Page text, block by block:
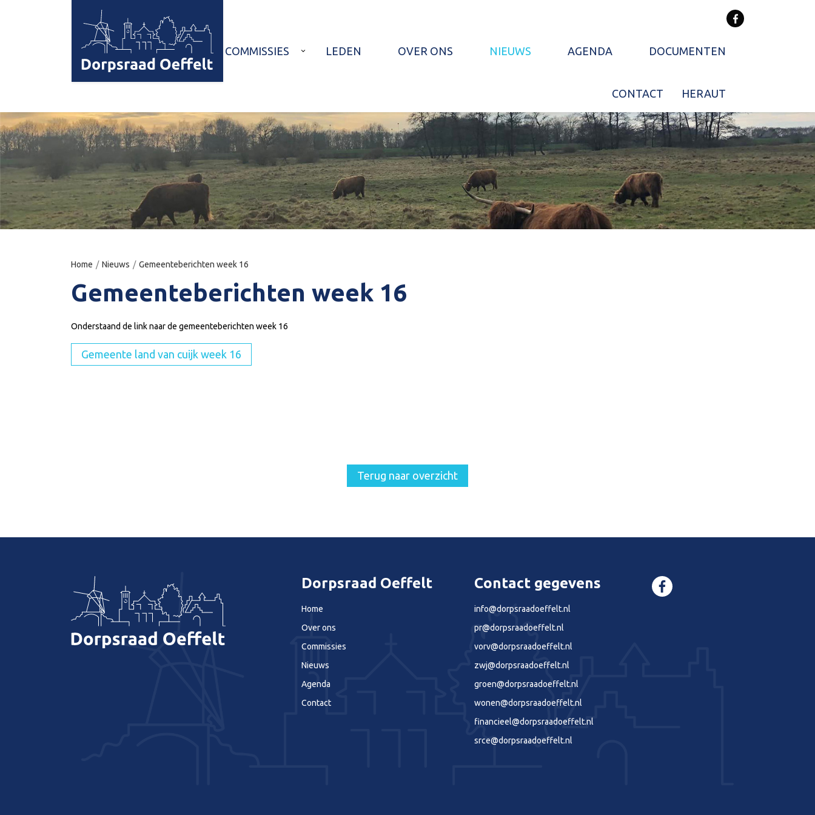
HOME COMMISSIES LEDEN OVER ONS NIEUWS AGENDA DOCUMENTEN
CONTACT HERAUT
Home / Nieuws / Gemeenteberichten week 16
Gemeenteberichten week 16
Onderstaand de link naar de gemeenteberichten week 16
Gemeente land van cuijk week 16
Terug naar overzicht
Dorpsraad Oeffelt
Home
Over ons
Commissies
Nieuws
Agenda
Contact
Contact gegevens
info@dorpsraadoeffelt.nl
pr@dorpsraadoeffelt.nl
vorv@dorpsraadoeffelt.nl
zwj@dorpsraadoeffelt.nl
groen@dorpsraadoeffelt.nl
wonen@dorpsraadoeffelt.nl
financieel@dorpsraadoeffelt.nl
srce@dorpsraadoeffelt.nl